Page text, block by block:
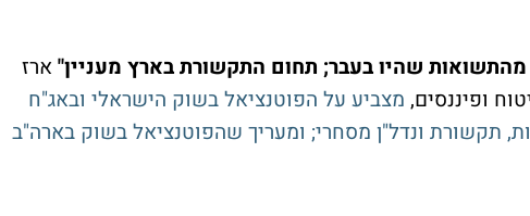
ארז
ופיננסים, מצביע על הפוטנציאל בשוק הישראלי ובאג"ח
תקשורת ונדל"ן מסחרי; ומעריך שהפוטנציאל בשוק בארה"ב